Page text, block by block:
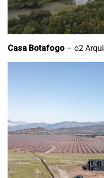
Casa Botafogo – o2